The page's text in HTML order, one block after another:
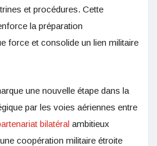
et procédures. Cette
la préparation
force et consolide un lien militaire
une nouvelle étape dans la
par les voies aériennes entre
bilatéral ambitieux
coopération militaire étroite